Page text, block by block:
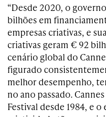
“Desde 2020, o
bilhões em
empresas criativas, e
criativas geram € 92
cenário global do
figurado
melhor desempenho,
no ano passado.
Festival desde 1984, e